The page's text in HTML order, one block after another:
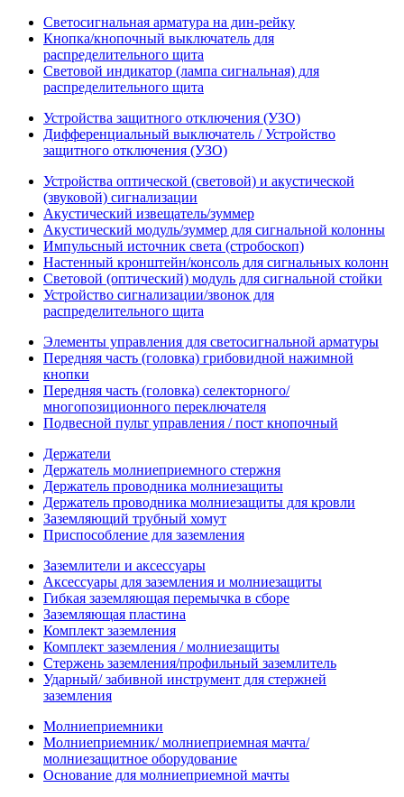
Светосигнальная арматура на дин-рейку
Кнопка/кнопочный выключатель для
распределительного щита
Световой индикатор (лампа сигнальная) для
распределительного щита
Устройства защитного отключения (УЗО)
Дифференциальный выключатель / Устройство
защитного отключения (УЗО)
Устройства оптической (световой) и акустической
(звуковой) сигнализации
Акустический извещатель/зуммер
Акустический модуль/зуммер для сигнальной колонны
Импульсный источник света (стробоскоп)
Настенный кронштейн/консоль для сигнальных колонн
Световой (оптический) модуль для сигнальной стойки
Устройство сигнализации/звонок для
распределительного щита
Элементы управления для светосигнальной арматуры
Передняя часть (головка) грибовидной нажимной
кнопки
Передняя часть (головка) селекторного/
многопозиционного переключателя
Подвесной пульт управления / пост кнопочный
Держатели
Держатель молниеприемного стержня
Держатель проводника молниезащиты
Держатель проводника молниезащиты для кровли
Заземляющий трубный хомут
Приспособление для заземления
Заземлители и аксессуары
Аксессуары для заземления и молниезащиты
Гибкая заземляющая перемычка в сборе
Заземляющая пластина
Комплект заземления
Комплект заземления / молниезащиты
Стержень заземления/профильный заземлитель
Ударный/ забивной инструмент для стержней
заземления
Молниеприемники
Молниеприемник/ молниеприемная мачта/
молниезащитное оборудование
Основание для молниеприемной мачты